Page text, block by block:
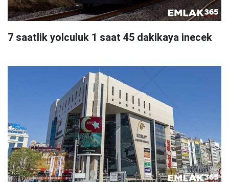
7 saatlik yolculuk 1 saat 45 dakikaya inecek